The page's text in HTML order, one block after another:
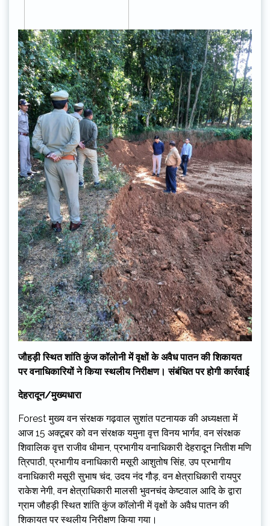
जौहड़ी स्थित शांति कुंज कॉलोनी में वृक्षों के अवैध पातन की शिकायत
पर वनाधिकारियों ने किया स्थलीय निरीक्षण। संबंधित पर होगी कार्रवाई
देहरादून/मुख्यधारा
Forest मुख्य वन संरक्षक गढ़वाल सुशांत पटनायक की अध्यक्षता में
आज 15 अक्टूबर को वन संरक्षक यमुना वृत्त विनय भार्गव, वन संरक्षक
शिवालिक वृत्त राजीव धीमान, प्रभागीय वनाधिकारी देहरादून नितीश मणि
त्रिपाठी, प्रभागीय वनाधिकारी मसूरी आशुतोष सिंह, उप प्रभागीय
वनाधिकारी मसूरी सुभाष चंद, उदय नंद गौड़, वन क्षेत्राधिकारी रायपुर
राकेश नेगी, वन क्षेत्राधिकारी मालसी भुवनचंद केष्टवाल आदि के द्वारा
ग्राम जौहड़ी स्थित शांति कुंज कॉलोनी में वृक्षों के अवैध पातन की
शिकायत पर स्थलीय निरीक्षण किया गया।